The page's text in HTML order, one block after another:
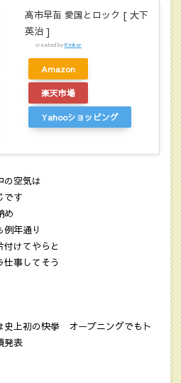
高市早苗 愛国とロック [ 大下
英治 ]
created byRinker
Amazon
楽天市場
Yahooショッピング
の空気は
です
め
年通り
けてやらと
事してそう
史上初の快挙 オープニングでもト
発表